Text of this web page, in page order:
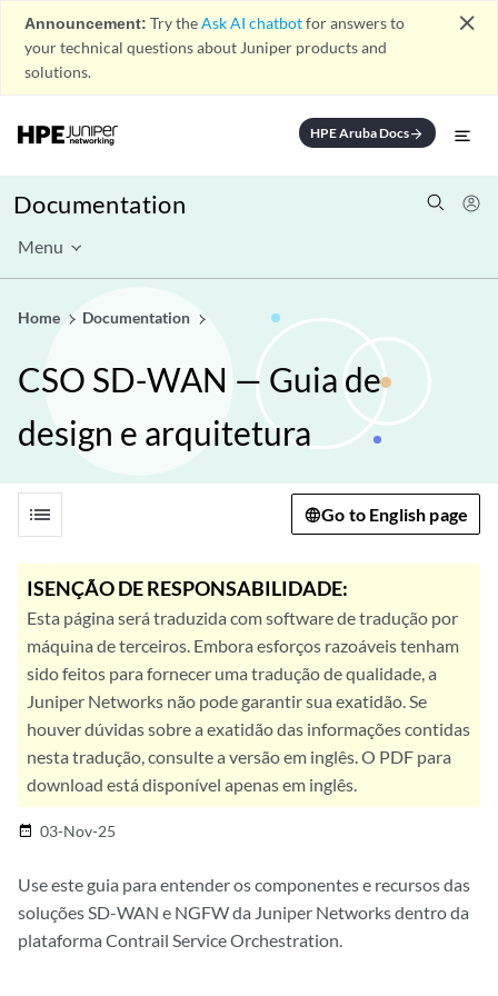
Announcement: Try theAsk AI chatbotfor answers to
your technical questions about Juniper products and
solutions.
close
HPE Aruba Docsarrow_forward
Documentation
Menu
Home Documentation
CSO SD-WAN — Guia de
design e arquitetura
list Go to English page
ISENÇÃO DE RESPONSABILIDADE:
Esta página será traduzida com software de tradução por
máquina de terceiros. Embora esforços razoáveis tenham
sido feitos para fornecer uma tradução de qualidade, a
Juniper Networks não pode garantir sua exatidão. Se
houver dúvidas sobre a exatidão das informações contidas
nesta tradução, consulte a versão em inglês. O PDF para
download está disponível apenas em inglês.
date_range 03-Nov-25
Use este guia para entender os componentes e recursos das
soluções SD-WAN e NGFW da Juniper Networks dentro da
plataforma Contrail Service Orchestration.